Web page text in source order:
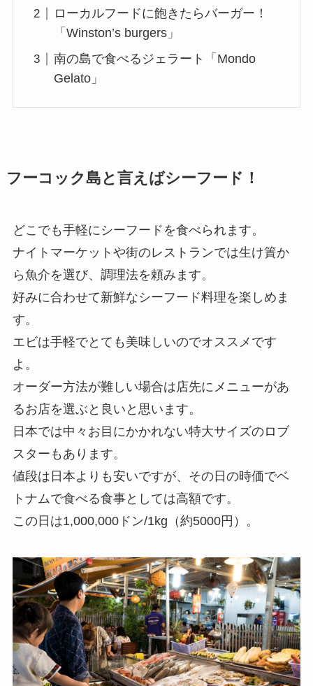
ローカルフードに飽きたらバーガー！
「Winston’s burgers」
南の島で食べるジェラート「Mondo
Gelato」
フーコック島と言えばシーフード！
どこでも手軽にシーフードを食べられます。
ナイトマーケットや街のレストランでは生け簀か
ら魚介を選び、調理法を頼みます。
好みに合わせて新鮮なシーフード料理を楽しめま
す。
エビは手軽でとても美味しいのでオススメです
よ。
オーダー方法が難しい場合は店先にメニューがあ
るお店を選ぶと良いと思います。
日本では中々お目にかかれない特大サイズのロブ
スターもあります。
値段は日本よりも安いですが、その日の時価でベ
トナムで食べる食事としては高額です。
この日は1,000,000ドン/1kg（約5000円）。